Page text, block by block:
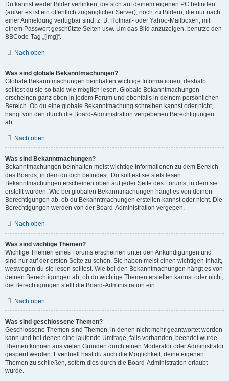
Du kannst weder Bilder verlinken, die sich auf deinem eigenen PC befinden
(außer es ist ein öffentlich zugänglicher Server), noch zu Bildern, die nur nach
einer Anmeldung verfügbar sind, z. B. Hotmail- oder Yahoo-Mailboxen, mit
einem Passwort geschützte Seiten usw. Um das Bild anzuzeigen, benutze den
BBCode-Tag „[img]“.
Nach oben
Was sind globale Bekanntmachungen?
Globale Bekanntmachungen beinhalten wichtige Informationen, deshalb
solltest du sie so bald wie möglich lesen. Globale Bekanntmachungen
erscheinen ganz oben in jedem Forum und ebenfalls in deinem persönlichen
Bereich. Ob du eine globale Bekanntmachung schreiben kannst oder nicht,
hängt von den durch die Board-Administration vergebenen Berechtigungen
ab.
Nach oben
Was sind Bekanntmachungen?
Bekanntmachungen beinhalten meist wichtige Informationen zu dem Bereich
des Boards, in dem du dich befindest. Du solltest sie stets lesen.
Bekanntmachungen erscheinen oben auf jeder Seite des Forums, in dem sie
erstellt wurden. Wie bei globalen Bekanntmachungen hängt es von deinen
Berechtigungen ab, ob du Bekanntmachungen erstellen kannst oder nicht. Die
Berechtigungen werden von der Board-Administration vergeben.
Nach oben
Was sind wichtige Themen?
Wichtige Themen eines Forums erscheinen unter den Ankündigungen und
sind nur auf der ersten Seite zu sehen. Sie haben meist einen wichtigen Inhalt,
weswegen du sie lesen solltest. Wie bei den Bekanntmachungen hängt es von
deinen Berechtigungen ab, ob du wichtige Themen erstellen kannst oder nicht;
die Berechtigungen stellt die Board-Administration ein.
Nach oben
Was sind geschlossene Themen?
Geschlossene Themen sind Themen, in denen nicht mehr geantwortet werden
kann und bei denen eine laufende Umfrage, falls vorhanden, beendet wurde.
Themen können aus vielen Gründen durch einen Moderator oder Administrator
gesperrt werden. Eventuell hast du auch die Möglichkeit, deine eigenen
Themen zu schließen, sofern dies durch die Board-Administration erlaubt
wurde.